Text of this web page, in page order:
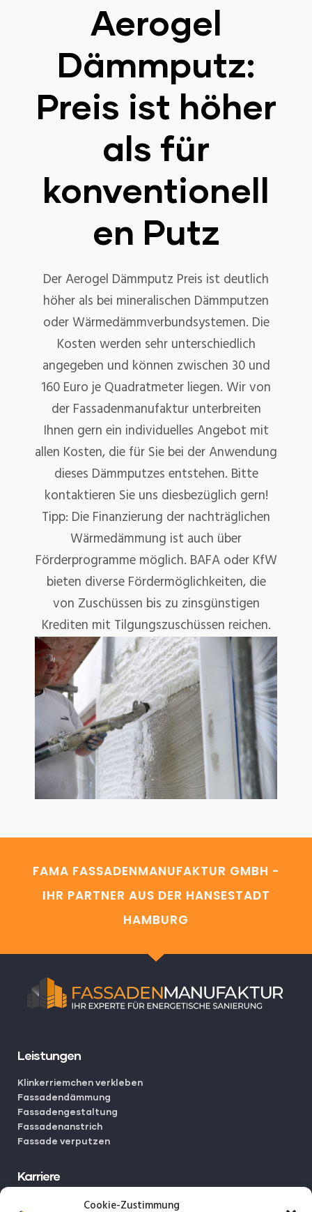
Cookie-Zustimmung
Aerogel
Dämmputz:
Preis ist höher
als für
konventionell
en Putz
Der Aerogel Dämmputz Preis ist deutlich
höher als bei mineralischen Dämmputzen
oder Wärmedämmverbundsystemen. Die
Kosten werden sehr unterschiedlich
angegeben und können zwischen 30 und
160 Euro je Quadratmeter liegen. Wir von
der Fassadenmanufaktur unterbreiten
Ihnen gern ein individuelles Angebot mit
allen Kosten, die für Sie bei der Anwendung
dieses Dämmputzes entstehen. Bitte
kontaktieren Sie uns diesbezüglich gern!
Tipp: Die Finanzierung der nachträglichen
Wärmedämmung ist auch über
Förderprogramme möglich. BAFA oder KfW
bieten diverse Fördermöglichkeiten, die
von Zuschüssen bis zu zinsgünstigen
Krediten mit Tilgungszuschüssen reichen.
FAMA FASSADENMANUFAKTUR GMBH -
IHR PARTNER AUS DER HANSESTADT
HAMBURG
Leistungen
Klinkerriemchen verkleben
Fassadendämmung
Fassadengestaltung
Fassadenanstrich
Fassade verputzen
Karriere
Initiativbewerbungen